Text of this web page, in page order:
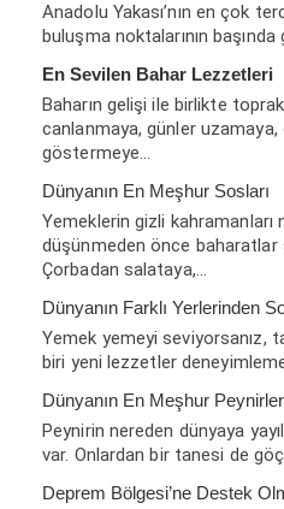
Anadolu Yakası’nın en çok
buluşma noktalarının
En Sevilen Bahar Lezzetleri
Baharın gelişi ile birlikte
canlanmaya, günler
göstermeye…
Dünyanın En Meşhur Sosları
Yemeklerin gizli
düşünmeden önce
Çorbadan salataya,…
Dünyanın Farklı Yerlerinden
Yemek yemeyi seviyorsanız,
biri yeni lezzetler
Dünyanın En Meşhur
Peynirin nereden dünyaya
var. Onlardan bir tanesi de
Deprem Bölgesi’ne Destek